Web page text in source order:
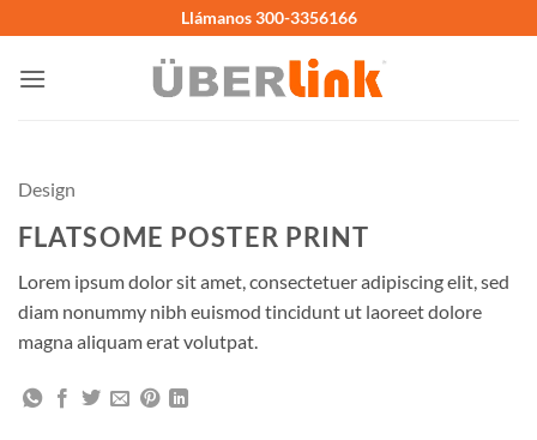
al
contenido
Llámanos 300-3356166
Design
FLATSOME POSTER PRINT
Lorem ipsum dolor sit amet, consectetuer adipiscing elit, sed
diam nonummy nibh euismod tincidunt ut laoreet dolore
magna aliquam erat volutpat.